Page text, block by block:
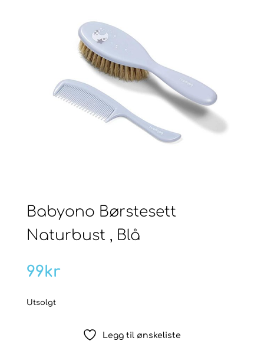
Babyono Børstesett
Naturbust , Blå
99kr
Utsolgt
Legg til ønskeliste